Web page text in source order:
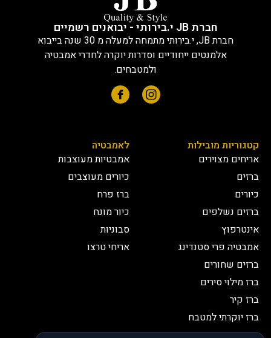
חברת JB י.בירותי - יבואנים רשמיים
חברת JB, י.בירותי מתמחה למעלה מ 30 שנה בייבוא
אלמנטים ייחודיים וסדרות יוקרה לחדרי אמבטיה
ולמטבחים.
קטגוריות מובילות
אריחים מצוירים
ברזים
כיורים
ברזים נשלפים
אינטרפוץ
אמבטיה פרי סטנדינג
ברזים שחורים
ברז מילוי סירים
ברז קיר
ברז יוקרתי למטבח
לאמבטיה
אמבטיות מעוצבות
כיורים מעוצבים
ברז פרח
כיור מונח
סבוניות
אריחי טרצו